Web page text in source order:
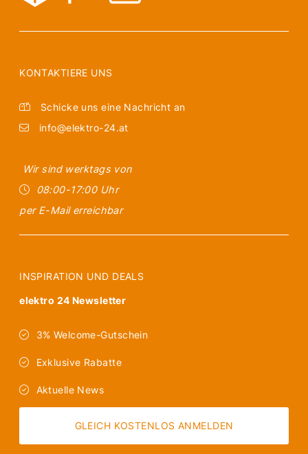
KONTAKTIERE UNS
Schicke uns eine Nachricht an
info@elektro-24.at
Wir sind werktags von
08:00-17:00 Uhr
per E-Mail erreichbar
INSPIRATION UND DEALS
elektro 24 Newsletter
3% Welcome-Gutschein
Exklusive Rabatte
Aktuelle News
GLEICH KOSTENLOS ANMELDEN